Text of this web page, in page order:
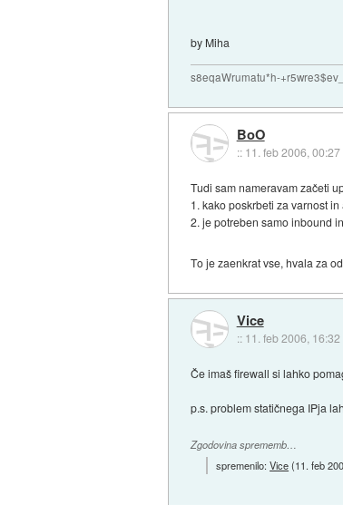
by Miha
s8eqaWrumatu*h-
BoO
:: 11. feb 2006, 00:27
Tudi sam nameravam začeti
1. kako poskrbeti za varnost in
2. je potreben samo inbound
To je zaenkrat vse, hvala za
Vice
:: 11. feb 2006, 16:32
Če imaš firewall si lahko
p.s. problem statičnega IPja
Zgodovina sprememb…
spremenilo:Vice(11. feb